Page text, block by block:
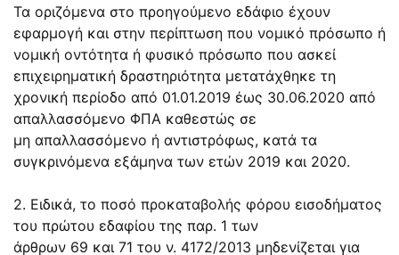
Τα οριζόμενα στο προηγούμενο εδάφιο έχουν
εφαρμογή και στην περίπτωση που νομικό πρόσωπο ή
νομική οντότητα ή φυσικό πρόσωπο που ασκεί
επιχειρηματική δραστηριότητα μετατάχθηκε τη
χρονική περίοδο από 01.01.2019 έως 30.06.2020 από
απαλλασσόμενο ΦΠΑ καθεστώς σε
μη απαλλασσόμενο ή αντιστρόφως, κατά τα
συγκρινόμενα εξάμηνα των ετών 2019 και 2020.
2. Ειδικά, το ποσό προκαταβολής φόρου εισοδήματος
του πρώτου εδαφίου της παρ. 1 των
άρθρων 69 και 71 του ν. 4172/2013 μηδενίζεται για